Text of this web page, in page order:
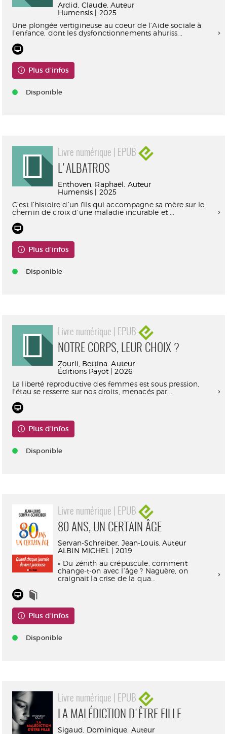
Ardid, Claude. Auteur
Humensis | 2025
Une plongée vertigineuse au coeur de l’Aide sociale à
l’enfance, dont les dysfonctionnements ahuriss...
Plus d'infos
Disponible
Livre numérique | EPUB
L'ALBATROS
Enthoven, Raphaël. Auteur
Humensis | 2025
C’est l’histoire d’un fils qui accompagne sa mère sur le
chemin de croix d’une maladie incurable et ...
Plus d'infos
Disponible
Livre numérique | EPUB
NOTRE CORPS, LEUR CHOIX ?
Zourli, Bettina. Auteur
Éditions Payot | 2026
La liberté reproductive des femmes est sous pression,
l'étau se resserre sur nos droits, menacés par...
Plus d'infos
Disponible
Livre numérique | EPUB
80 ANS, UN CERTAIN ÂGE
Servan-Schreiber, Jean-Louis. Auteur
ALBIN MICHEL | 2019
« Du zénith au crépuscule, comment
change-t-on avec l’âge ? Naguère, on
craignait la crise de la qua...
Plus d'infos
Disponible
Livre numérique | EPUB
LA MALÉDICTION D'ÊTRE FILLE
Sigaud, Dominique. Auteur